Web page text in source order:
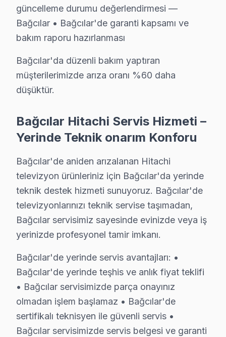
S: Fabrika Servis Hitachi yetkili servisi midir?
C: Bağcılar'de resmi anlamda marka yetkili servisi
S: Bağcılar'de orijinal mi yoksa yan sanayi parça mı
S: Bağcılar'de Hitachi televizyon ünitesi tamiri ne
C: Bağcılar'de yazılım ve güç sorunları genellikle
C: Evet, Bağcılar'de tamamen ücretsizdir. Teklif
S: Bağcılar'de kapıya servis geliyor mu?
S: Bağcılar'de bu cihaz Smart panel yazılım
C: Evet; Bağcılar servisimizde Android TV, Tizen,
S: Bağcılar'de Hitachi akıllı TV'lerde en sık
C: atölyemizde söz konusu model Ana kart lehim
S: Bağcılar'de Hitachi 4K modeli modelinde hangi
S: Bağcılar'de bu cihaz görüntüleme sistemi Smart
C: Bağcılar servisimize başvurmadan önce şunları
Bağcılar'de Hitachi Hizmete Nasıl Ulaşılır?
Bağcılar'de Hitachi televizyon servis ihtiyacınız için
güncelleme durumu değerlendirmesi —
Bağcılar • Bağcılar'de garanti kapsamı ve
bakım raporu hazırlanması
Bağcılar'da düzenli bakım yaptıran
müşterilerimizde arıza oranı %60 daha
düşüktür.
Bağcılar Hitachi Servis Hizmeti –
Yerinde Teknik onarım Konforu
Bağcılar'de aniden arızalanan Hitachi
televizyon ürünleriniz için Bağcılar'da yerinde
teknik destek hizmeti sunuyoruz. Bağcılar'de
televizyonlarınızı teknik servise taşımadan,
Bağcılar servisimiz sayesinde evinizde veya iş
yerinizde profesyonel tamir imkanı.
Bağcılar'de yerinde servis avantajları: •
Bağcılar'de yerinde teşhis ve anlık fiyat teklifi
• Bağcılar servisimizde parça onayınız
olmadan işlem başlamaz • Bağcılar'de
sertifikalı teknisyen ile güvenli servis •
Bağcılar servisimizde servis belgesi ve garanti